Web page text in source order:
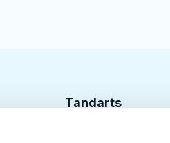
Tandarts